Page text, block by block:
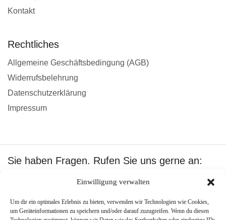
Einwilligung verwalten
Um dir ein optimales Erlebnis zu bieten, verwenden wir Technologien wie Cookies,
um Geräteinformationen zu speichern und/oder darauf zuzugreifen. Wenn du diesen
Kontakt
Rechtliches
Allgemeine Geschäftsbedingung (AGB)
Widerrufsbelehrung
Datenschutzerklärung
Impressum
Sie haben Fragen. Rufen Sie uns gerne an:
+49 1601512402
Wir akzeptieren: